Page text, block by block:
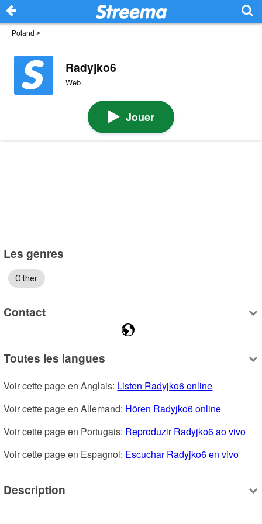
Poland >
Radyjko6
Web
Jouer
Les genres
Other
Contact
Toutes les langues
Voir cette page en Anglais: Listen Radyjko6 online
Voir cette page en Allemand: Hören Radyjko6 online
Voir cette page en Portugais: Reproduzir Radyjko6 ao vivo
Voir cette page en Espagnol: Escuchar Radyjko6 en vivo
Description